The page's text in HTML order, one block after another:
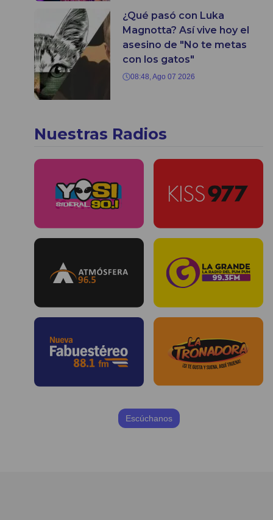
¿Qué pasó con Luka
Magnotta? Así vive hoy el
asesino de "No te metas
con los gatos"
08:48, Ago 07 2026
Nuestras Radios
Escúchanos